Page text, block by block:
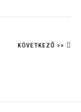
KÖVETKEZŐ >>